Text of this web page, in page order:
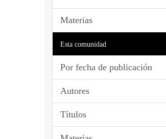
Materias
Esta comunidad
Por fecha de publicación
Autores
Títulos